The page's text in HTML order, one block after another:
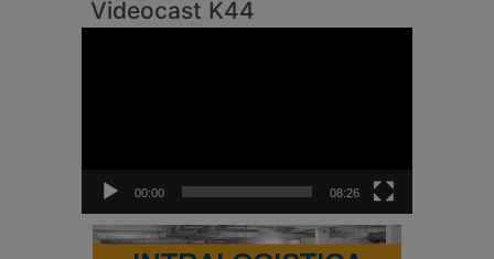
Videocast K44
00:00 08:26